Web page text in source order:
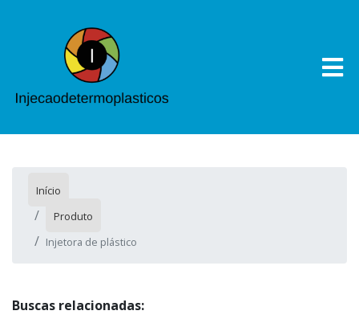
Início
Produto
Injetora de plástico
Buscas relacionadas: